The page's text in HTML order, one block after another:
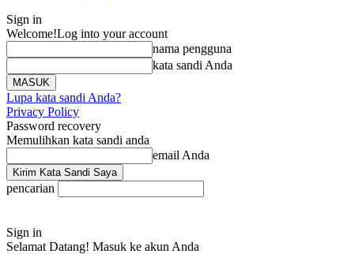
Sign in
Welcome!Log into your account
nama pengguna
kata sandi Anda
Lupa kata sandi Anda?
Privacy Policy
Password recovery
Memulihkan kata sandi anda
email Anda
pencarian
Sign in
Selamat Datang! Masuk ke akun Anda